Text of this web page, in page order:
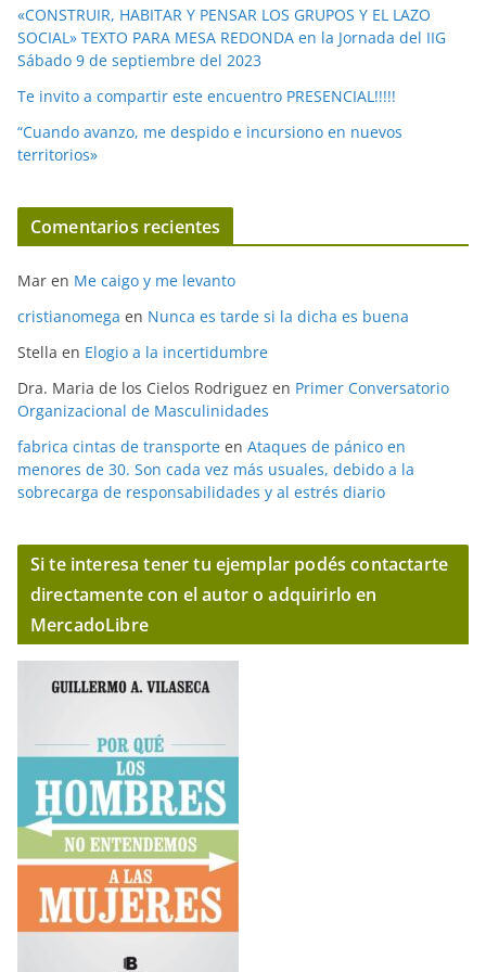
«CONSTRUIR, HABITAR Y PENSAR LOS GRUPOS Y EL LAZO
SOCIAL» TEXTO PARA MESA REDONDA en la Jornada del IIG
Sábado 9 de septiembre del 2023
Te invito a compartir este encuentro PRESENCIAL!!!!!
“Cuando avanzo, me despido e incursiono en nuevos
territorios»
Comentarios recientes
Mar en Me caigo y me levanto
cristianomega en Nunca es tarde si la dicha es buena
Stella en Elogio a la incertidumbre
Dra. Maria de los Cielos Rodriguez en Primer Conversatorio
Organizacional de Masculinidades
fabrica cintas de transporte en Ataques de pánico en
menores de 30. Son cada vez más usuales, debido a la
sobrecarga de responsabilidades y al estrés diario
Si te interesa tener tu ejemplar podés contactarte
directamente con el autor o adquirirlo en
MercadoLibre